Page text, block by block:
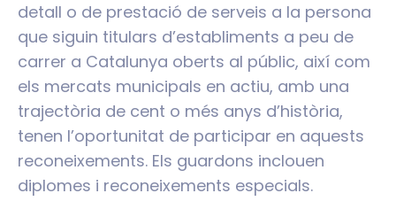
detall o de prestació de serveis a la persona
que siguin titulars d’establiments a peu de
carrer a Catalunya oberts al públic, així com
els mercats municipals en actiu, amb una
trajectòria de cent o més anys d’història,
tenen l’oportunitat de participar en aquests
reconeixements. Els guardons inclouen
diplomes i reconeixements especials.